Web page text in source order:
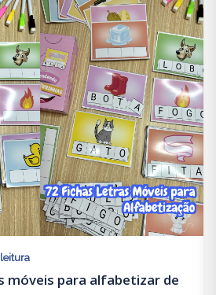
móveis para alfabetizar de